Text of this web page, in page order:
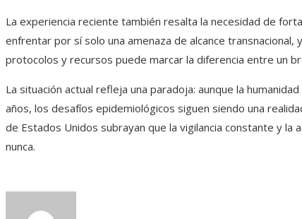
La experiencia reciente también resalta la necesidad de
enfrentar por sí solo una amenaza de alcance
protocolos y recursos puede marcar la diferencia entre un
La situación actual refleja una paradoja: aunque la
años, los desafíos epidemiológicos siguen siendo una
de Estados Unidos subrayan que la vigilancia constante y la
nunca.